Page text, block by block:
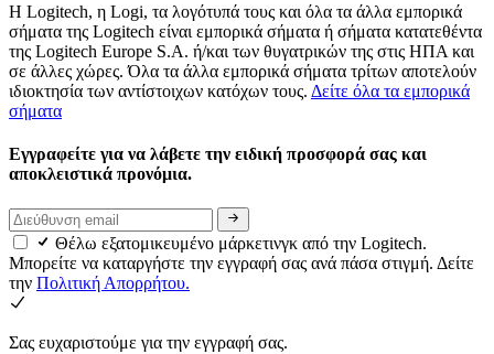
Η Logitech, η Logi, τα λογότυπά τους και όλα τα άλλα εμπορικά
σήματα της Logitech είναι εμπορικά σήματα ή σήματα κατατεθέντα
της Logitech Europe S.A. ή/και των θυγατρικών της στις ΗΠΑ και
σε άλλες χώρες. Όλα τα άλλα εμπορικά σήματα τρίτων αποτελούν
ιδιοκτησία των αντίστοιχων κατόχων τους. Δείτε όλα τα εμπορικά
σήματα
Εγγραφείτε για να λάβετε την ειδική προσφορά σας και
αποκλειστικά προνόμια.
Θέλω εξατομικευμένο μάρκετινγκ από την Logitech.
Μπορείτε να καταργήστε την εγγραφή σας ανά πάσα στιγμή. Δείτε
την Πολιτική Απορρήτου.
Σας ευχαριστούμε για την εγγραφή σας.